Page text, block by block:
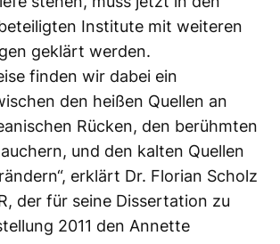
Institute mit weiteren
geklärt werden.
finden wir dabei ein
den heißen Quellen an
Rücken, den berühmten
und den kalten Quellen
erklärt Dr. Florian Scholz
der für seine Dissertation zu
2011 den Annette